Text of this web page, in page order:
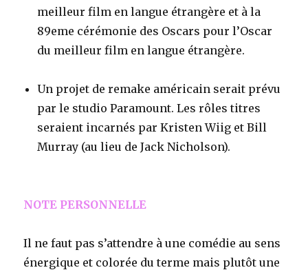
meilleur film en langue étrangère et à la
89eme cérémonie des Oscars pour l’Oscar
du meilleur film en langue étrangère.
Un projet de remake américain serait prévu
par le studio Paramount. Les rôles titres
seraient incarnés par Kristen Wiig et Bill
Murray (au lieu de Jack Nicholson).
NOTE PERSONNELLE
Il ne faut pas s’attendre à une comédie au sens
énergique et colorée du terme mais plutôt une